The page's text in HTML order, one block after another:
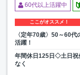
60代以上活躍中
ここがオススメ！
〈定年70歳〉50～60代
活躍！
年間休日125日◇土日祝
なく